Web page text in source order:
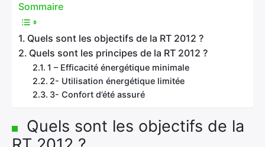
Sommaire
Quels sont les objectifs de la RT 2012 ?
Quels sont les principes de la RT 2012 ?
1 – Efficacité énergétique minimale
2- Utilisation énergétique limitée
3- Confort d’été assuré
Quels sont les objectifs de la